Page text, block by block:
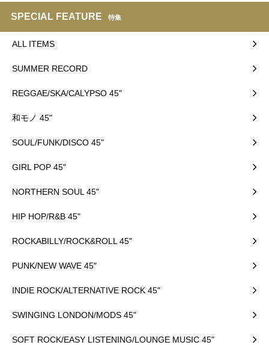
SPECIAL FEATURE 特集
ALL ITEMS
SUMMER RECORD
REGGAE/SKA/CALYPSO 45"
和モノ 45"
SOUL/FUNK/DISCO 45"
GIRL POP 45"
NORTHERN SOUL 45"
HIP HOP/R&B 45"
ROCKABILLY/ROCK&ROLL 45"
PUNK/NEW WAVE 45"
INDIE ROCK/ALTERNATIVE ROCK 45"
SWINGING LONDON/MODS 45"
SOFT ROCK/EASY LISTENING/LOUNGE MUSIC 45"